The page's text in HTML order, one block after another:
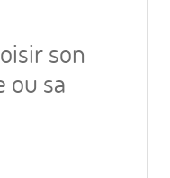
son
ou sa